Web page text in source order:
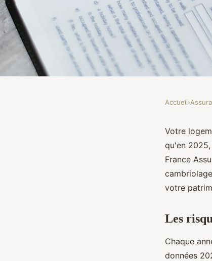
Assurance
cruciale pour vous
7 min de lecture
Accueil›
Votre
qu'en
France
votre
Les
Chaque
données